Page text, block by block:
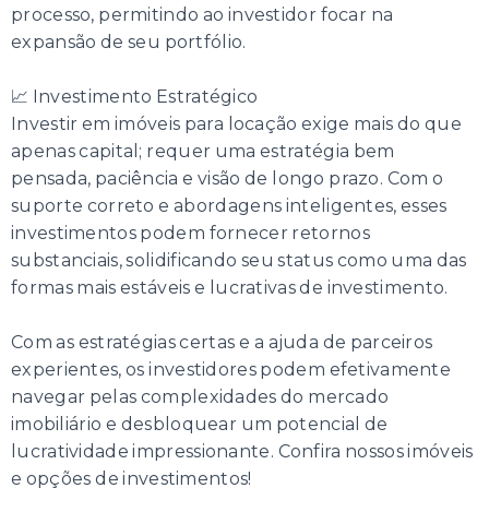
processo, permitindo ao investidor focar na
expansão de seu portfólio.
📈 Investimento Estratégico
Investir em imóveis para locação exige mais do que
apenas capital; requer uma estratégia bem
pensada, paciência e visão de longo prazo. Com o
suporte correto e abordagens inteligentes, esses
investimentos podem fornecer retornos
substanciais, solidificando seu status como uma das
formas mais estáveis e lucrativas de investimento.
Com as estratégias certas e a ajuda de parceiros
experientes, os investidores podem efetivamente
navegar pelas complexidades do mercado
imobiliário e desbloquear um potencial de
lucratividade impressionante. Confira nossos imóveis
e opções de investimentos!